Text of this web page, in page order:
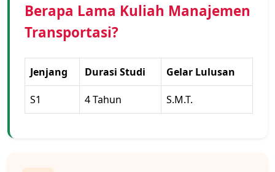
Berapa Lama Kuliah Manajemen
Transportasi?
Jenjang Durasi Studi Gelar Lulusan
S1 4 Tahun S.M.T.